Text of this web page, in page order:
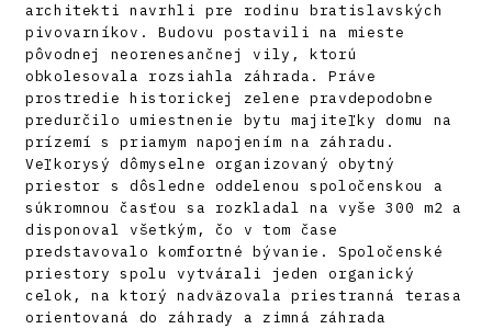
architekti navrhli pre rodinu bratislavských
pivovarníkov. Budovu postavili na mieste
pôvodnej neorenesančnej vily, ktorú
obkolesovala rozsiahla záhrada. Práve
prostredie historickej zelene pravdepodobne
predurčilo umiestnenie bytu majiteľky domu na
prízemí s priamym napojením na záhradu.
Veľkorysý dômyselne organizovaný obytný
priestor s dôsledne oddelenou spoločenskou a
súkromnou časťou sa rozkladal na vyše 300 m2 a
disponoval všetkým, čo v tom čase
predstavovalo komfortné bývanie. Spoločenské
priestory spolu vytvárali jeden organický
celok, na ktorý nadväzovala priestranná terasa
orientovaná do záhrady a zimná záhrada